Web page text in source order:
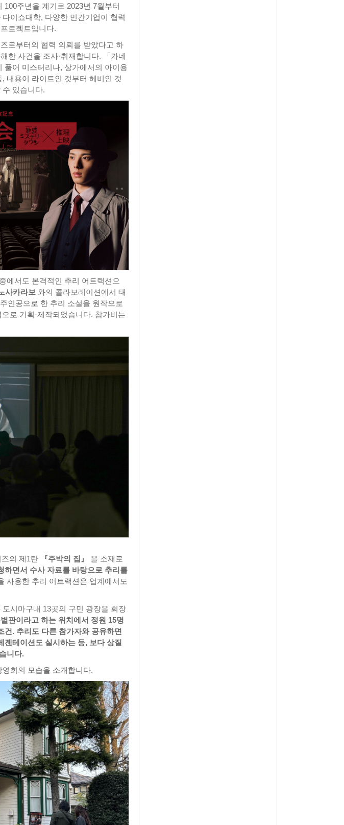
주년을 계기로 2023년 7월부터
이쇼대학, 다양한 민간기업이 협력
로젝트입니다.
로부터의 협력 의뢰를 받았다고 하
한 사건을 조사·취재합니다. 「가네
풀어 미스터리나, 상가에서의 아이용
내용이 라이트인 것부터 헤비인 것
있습니다.
에서도 본격적인 추리 어트랙션으
사카라보 와의 콜라보레이션에서 태
인공으로 한 추리 소설을 원작으로
로 기획·제작되었습니다. 참가비는
의 제1탄 『주박의 집』
을 소재로
하면서 수사 자료를 바탕으로 추리를
사용한 추리 어트랙션은 업계에서도
시마구내 13곳의 구민 광장을 회장
판이라고 하는 위치에서 정원 15명
. 추리도 다른 참가자와 공유하면
테이션도 실시하는 등, 보다 상질
니다.
회의 모습을 소개합니다.